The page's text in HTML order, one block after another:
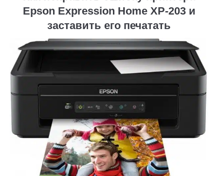
Epson Expression Home XP-203 и
заставить его печатать